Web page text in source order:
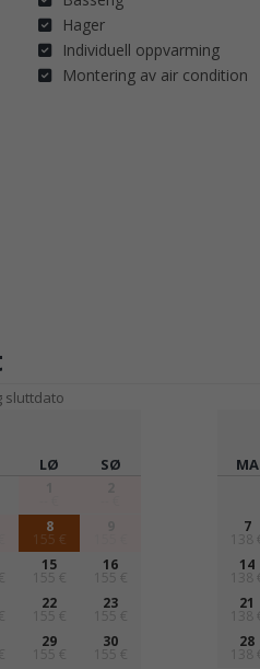
Hager
Individuell oppvarming
Montering av air condition
sluttdato
LØ SØ
8
155 €
15
155 €
16
155 €
22
155 €
23
155 €
29
155 €
30
155 €
MA
7
138 €
14
138 €
21
138 €
28
138 €